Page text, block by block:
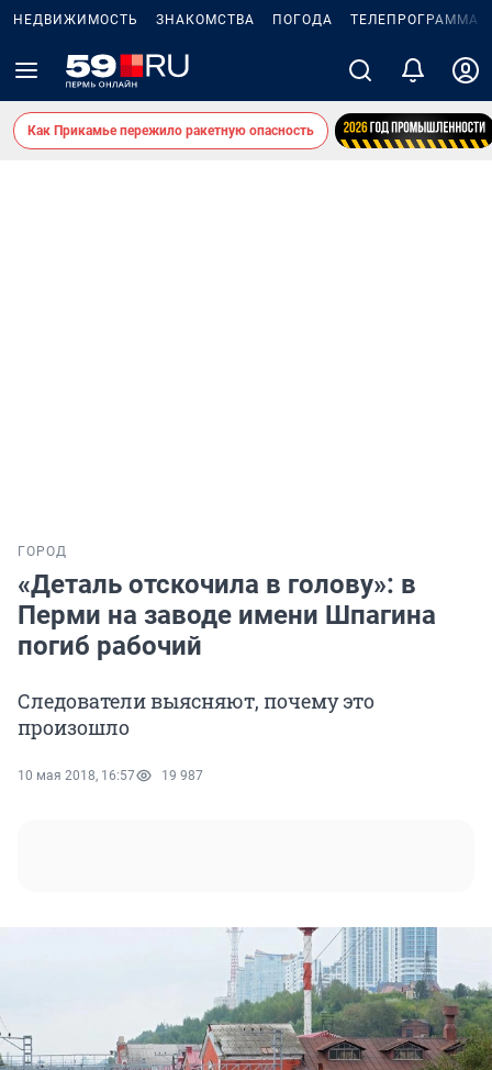
НЕДВИЖИМОСТЬ ЗНАКОМСТВА ПОГОДА ТЕЛЕПРОГРАММА
Как Прикамье пережило ракетную опасность
ГОРОД
«Деталь отскочила в голову»: в
Перми на заводе имени Шпагина
погиб рабочий
Следователи выясняют, почему это
произошло
10 мая 2018, 16:57 19 987